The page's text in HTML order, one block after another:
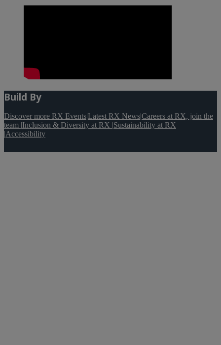
Build By
Discover more RX Events|Latest RX News|Careers at RX, join the
team |Inclusion & Diversity at RX |Sustainability at RX
|Accessibility